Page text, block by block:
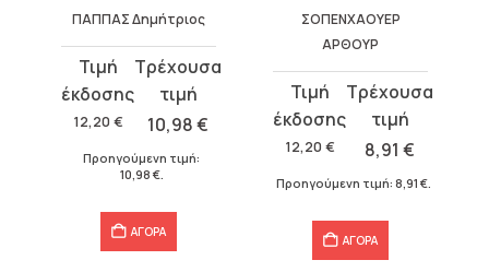
ΠΑΠΠΑΣ Δημήτριος
12,20 €
Original
price
was:
10,98€
τρέχουσα
τιμή
10,98 €.
Προηγούμενη τιμή:
10,98 €.
ΑΓΟΡΑ
ΣΟΠΕΝΧΑΟΥΕΡ
ΑΡΘΟΥΡ
12,20 €
Original
price
was:
12,20 €.
8,91 €
τρέχουσα
τιμή
Προηγούμενη τιμή: 8,91 €.
ΑΓΟΡΑ